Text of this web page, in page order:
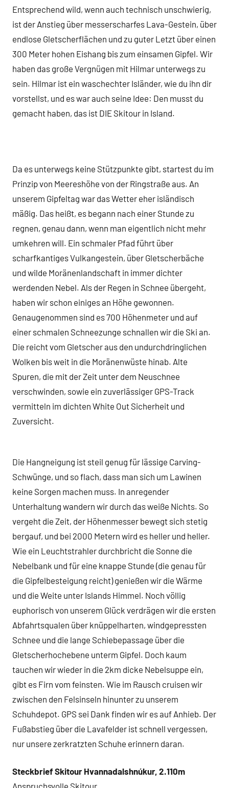
Entsprechend wild, wenn auch technisch unschwierig,
ist der Anstieg über messerscharfes Lava-Gestein, über
endlose Gletscherflächen und zu guter Letzt über einen
300 Meter hohen Eishang bis zum einsamen Gipfel. Wir
haben das große Vergnügen mit Hilmar unterwegs zu
sein. Hilmar ist ein waschechter Isländer, wie du ihn dir
vorstellst, und es war auch seine Idee: Den musst du
gemacht haben, das ist DIE Skitour in Island.
Da es unterwegs keine Stützpunkte gibt, startest du im
Prinzip von Meereshöhe von der Ringstraße aus. An
unserem Gipfeltag war das Wetter eher isländisch
mäßig. Das heißt, es begann nach einer Stunde zu
regnen, genau dann, wenn man eigentlich nicht mehr
umkehren will. Ein schmaler Pfad führt über
scharfkantiges Vulkangestein, über Gletscherbäche
und wilde Moränenlandschaft in immer dichter
werdenden Nebel. Als der Regen in Schnee übergeht,
haben wir schon einiges an Höhe gewonnen.
Genaugenommen sind es 700 Höhenmeter und auf
einer schmalen Schneezunge schnallen wir die Ski an.
Die reicht vom Gletscher aus den undurchdringlichen
Wolken bis weit in die Moränenwüste hinab. Alte
Spuren, die mit der Zeit unter dem Neuschnee
verschwinden, sowie ein zuverlässiger GPS-Track
vermitteln im dichten White Out Sicherheit und
Zuversicht.
Die Hangneigung ist steil genug für lässige Carving-
Schwünge, und so flach, dass man sich um Lawinen
keine Sorgen machen muss. In anregender
Unterhaltung wandern wir durch das weiße Nichts. So
vergeht die Zeit, der Höhenmesser bewegt sich stetig
bergauf, und bei 2000 Metern wird es heller und heller.
Wie ein Leuchtstrahler durchbricht die Sonne die
Nebelbank und für eine knappe Stunde (die genau für
die Gipfelbesteigung reicht) genießen wir die Wärme
und die Weite unter Islands Himmel. Noch völlig
euphorisch von unserem Glück verdrägen wir die ersten
Abfahrtsqualen über knüppelharten, windgepressten
Schnee und die lange Schiebepassage über die
Gletscherhochebene unterm Gipfel. Doch kaum
tauchen wir wieder in die 2km dicke Nebelsuppe ein,
gibt es Firn vom feinsten. Wie im Rausch cruisen wir
zwischen den Felsinseln hinunter zu unserem
Schuhdepot. GPS sei Dank finden wir es auf Anhieb. Der
Fußabstieg über die Lavafelder ist schnell vergessen,
nur unsere zerkratzten Schuhe erinnern daran.
Steckbrief Skitour Hvannadalshnúkur, 2.110m
Anspruchsvolle Skitour